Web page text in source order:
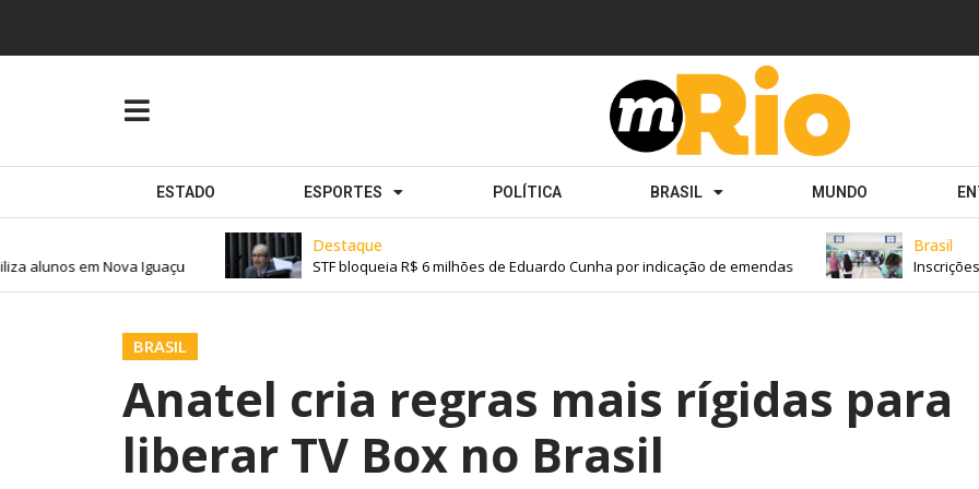
ESTADO ESPORTES POLÍTICA BRASIL MUNDO
Destaque
STF bloqueia R$ 6 milhões de Eduardo Cunha por indicação de emendas
Brasil
Inscrições
em Nova Iguaçu
BRASIL
Anatel cria regras mais rígidas para
liberar TV Box no Brasil